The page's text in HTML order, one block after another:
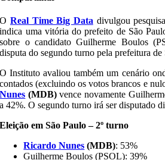
O Real Time Big Data divulgou
indica uma vitória do prefeito de São
sobre o candidato Guilherme Boulos
disputa do segundo turno pela prefeitura de
O Instituto avaliou também um cenário
contados (excluindo os votos brancos e
Nunes (MDB)vence novamente
a 42%. O segundo turno irá ser disputado
Eleição em São Paulo – 2º turno
Ricardo Nunes (MDB): 53%
Guilherme Boulos (PSOL): 39%